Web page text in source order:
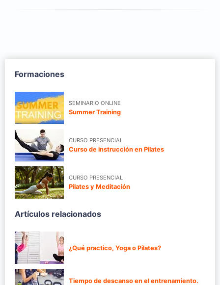
Formaciones
SEMINARIO ONLINE
Summer Training
CURSO PRESENCIAL
Curso de instrucción en Pilates
CURSO PRESENCIAL
Pilates y Meditación
Artículos relacionados
¿Qué practico, Yoga o Pilates?
Tiempo de descanso en el entrenamiento.